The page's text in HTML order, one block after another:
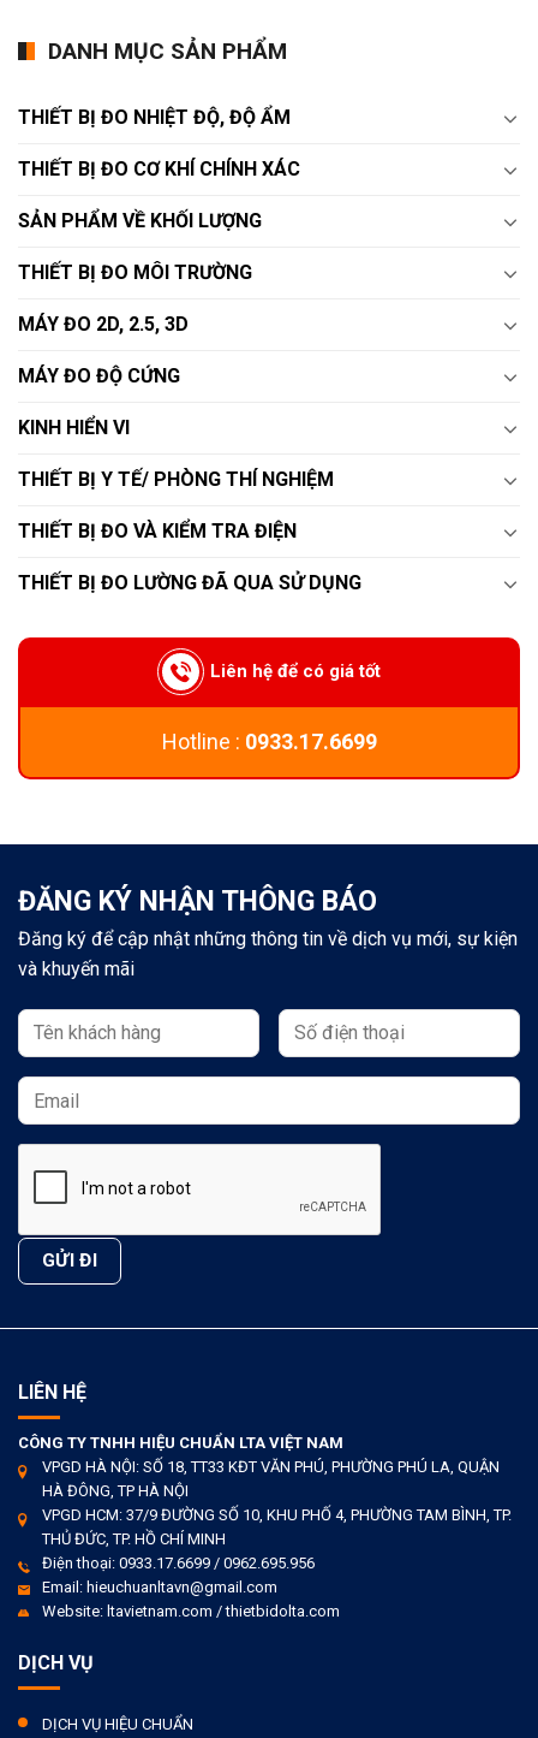
DANH MỤC SẢN PHẨM
THIẾT BỊ ĐO NHIỆT ĐỘ, ĐỘ ẨM
THIẾT BỊ ĐO CƠ KHÍ CHÍNH XÁC
SẢN PHẨM VỀ KHỐI LƯỢNG
THIẾT BỊ ĐO MÔI TRƯỜNG
MÁY ĐO 2D, 2.5, 3D
MÁY ĐO ĐỘ CỨNG
KINH HIỂN VI
THIẾT BỊ Y TẾ/ PHÒNG THÍ NGHIỆM
THIẾT BỊ ĐO VÀ KIỂM TRA ĐIỆN
THIẾT BỊ ĐO LƯỜNG ĐÃ QUA SỬ DỤNG
Liên hệ để có giá tốt
Hotline : 0933.17.6699
ĐĂNG KÝ NHẬN THÔNG BÁO
Đăng ký để cập nhật những thông tin về dịch vụ mới, sự kiện
và khuyến mãi
LIÊN HỆ
CÔNG TY TNHH HIỆU CHUẨN LTA VIỆT NAM
VPGD HÀ NỘI: SỐ 18, TT33 KĐT VĂN PHÚ, PHƯỜNG PHÚ LA, QUẬN
HÀ ĐÔNG, TP HÀ NỘI
VPGD HCM: 37/9 ĐƯỜNG SỐ 10, KHU PHỐ 4, PHƯỜNG TAM BÌNH, TP.
THỦ ĐỨC, TP. HỒ CHÍ MINH
Điện thoại: 0933.17.6699 / 0962.695.956
Email: hieuchuanltavn@gmail.com
Website: ltavietnam.com / thietbidolta.com
DỊCH VỤ
DỊCH VỤ HIỆU CHUẨN